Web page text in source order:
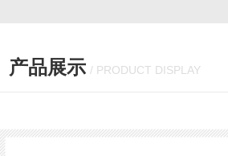
产品展示 / PRODUCT DISPLAY